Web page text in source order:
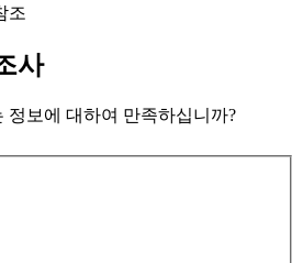
조
사
정보에 대하여 만족하십니까?